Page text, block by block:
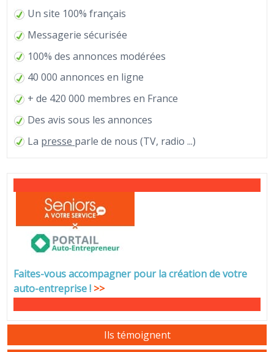
Un site 100% français
Messagerie sécurisée
100% des annonces modérées
40 000 annonces en ligne
+ de 420 000 membres en France
Des avis sous les annonces
La presse parle de nous (TV, radio ...)
Faites-vous accompagner pour la création de votre
auto-entreprise! >>
Ils témoignent